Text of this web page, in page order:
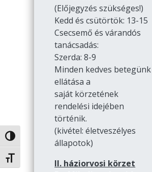
Nagy kontraszt váltása
Betűméret váltása
(Előjegyzés szükséges!)
Kedd és csütörtök: 13-15
Csecsemő és várandós
tanácsadás:
Szerda: 8-9
Minden kedves betegünk
ellátása a
saját körzetének
rendelési idejében
történik.
(kivétel: életveszélyes
állapotok)
II. háziorvosi körzet